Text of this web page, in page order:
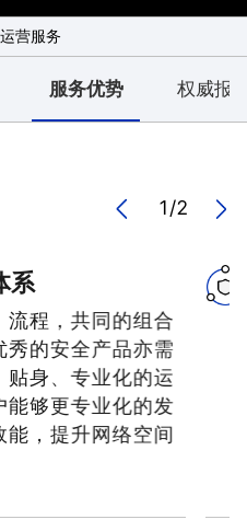
和分析报告，帮助监管单
地行使信息安全监管职
营服务
服务优势 权威报
1/2
系
流程，共同的组合
秀的安全产品亦需
贴身、专业化的运
能够更专业化的发
能，提升网络空间